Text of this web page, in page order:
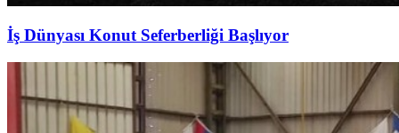
İş Dünyası Konut Seferberliği Başlıyor